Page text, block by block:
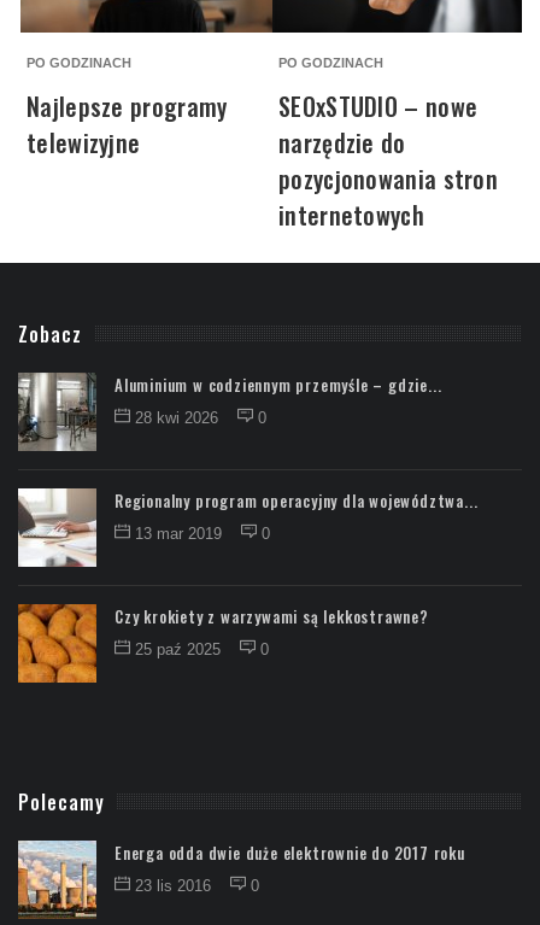
PO GODZINACH
Najlepsze programy
telewizyjne
PO GODZINACH
SEOxSTUDIO – nowe
narzędzie do
pozycjonowania stron
internetowych
Zobacz
Aluminium w codziennym przemyśle – gdzie...
28 kwi 2026 0
Regionalny program operacyjny dla województwa...
13 mar 2019 0
Czy krokiety z warzywami są lekkostrawne?
25 paź 2025 0
Polecamy
Energa odda dwie duże elektrownie do 2017 roku
23 lis 2016 0